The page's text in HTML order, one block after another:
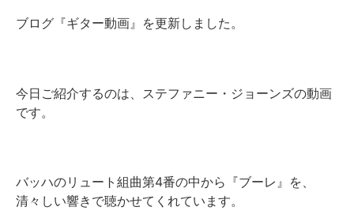
ブログ『ギター動画』を更新しました。
今日ご紹介するのは、ステファニー・ジョーンズの動画
です。
バッハのリュート組曲第4番の中から『ブーレ』を、
清々しい響きで聴かせてくれています。